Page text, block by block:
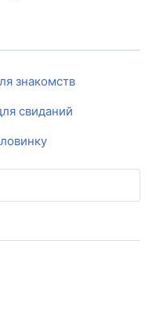
знакомств
свиданий